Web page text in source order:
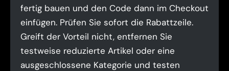
fertig bauen und den Code dann im Checkout
einfügen. Prüfen Sie sofort die Rabattzeile.
Greift der Vorteil nicht, entfernen Sie
testweise reduzierte Artikel oder eine
ausgeschlossene Kategorie und testen